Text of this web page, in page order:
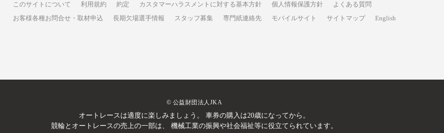
このサイトについて
利用規約 約定 カスタマーハラスメントに対する基本方針 個人情報保護方針
よくある質問
お客様各種お問合せ・取材申込
長期欠場選手情報 スタッフ募集 専門紙連絡先 モバイルサイト サイトマップ English
© 公益財団法人JKA
オートレースは適度に楽しみましょう。
車券の購入は20歳になってから。
競輪とオートレースの売上の一部は、
機械工業の振興や社会福祉等に役立てられています。